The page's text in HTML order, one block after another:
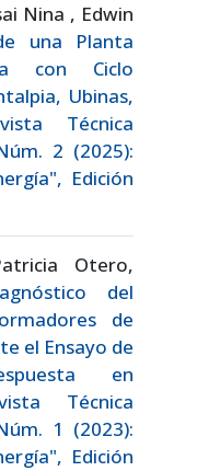
Nina , Edwin
una Planta
con Ciclo
Ubinas,
Técnica
2 (2025):
Edición
Otero,
del
de
el Ensayo de
en
Técnica
1 (2023):
Edición